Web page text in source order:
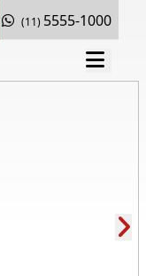
(11) 5555-1000